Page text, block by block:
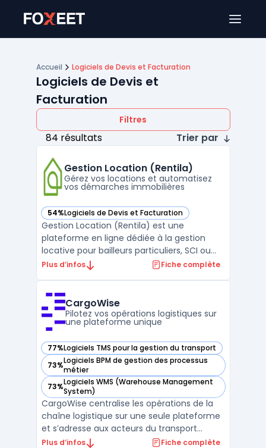
Accueil Logiciels de Devis et Facturation
Logiciels de Devis et
Facturation
Filtres
84 résultats Trier par
Gestion Location (Rentila)
Gérez vos locations et automatisez
vos démarches immobilières
54%Logiciels de Devis et Facturation
— voir Gestion Location (Rentila) dans cette catégorie
Gestion Location (Rentila) est une
plateforme en ligne dédiée à la gestion
locative pour bailleurs particuliers, SCI ou
petites sociétés. L’outil centralise les étapes
contrats, automatisation des documents
réglement ...
Plus d’infos Fiche complète
CargoWise
Pilotez vos opérations logistiques sur
une plateforme unique
77%Logiciels TMS pour la gestion du transport
— voir CargoWise dans cette catégorie
73%Logiciels BPM de gestion des processus
métier
— voir CargoWise dans cette catégorie
73%Logiciels WMS (Warehouse Management
System)
— voir CargoWise dans cette catégorie
CargoWise centralise les opérations de la
chaîne logistique sur une seule plateforme
et s’adresse aux acteurs du transport
international. Dans un contexte où la
Plus d’infos Fiche complète